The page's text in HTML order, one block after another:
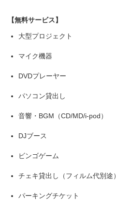
【無料サービス】
大型プロジェクト
マイク機器
DVDプレーヤー
パソコン貸出し
音響・BGM（CD/MD/i-pod）
DJブース
ビンゴゲーム
チェキ貸出し（フィルム代別途）
パーキングチケット